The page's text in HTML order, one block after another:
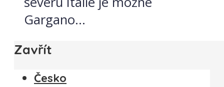
Gargano...
Zavřít
Česko